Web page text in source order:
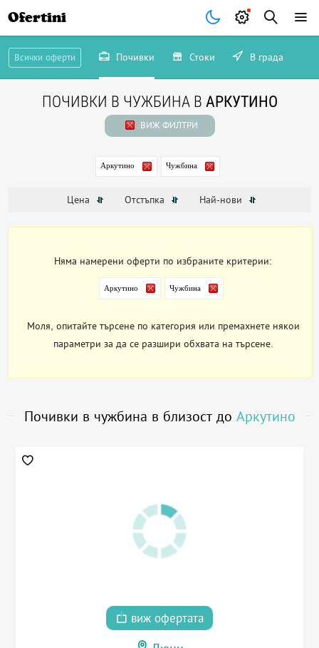
Ofertini
Всички оферти Почивки Стоки В града
ПОЧИВКИ В ЧУЖБИНА В АРКУТИНО
ВИЖ ФИЛТРИ
Аркутино Чужбина
Цена Отстъпка Най-нови
Няма намерени оферти по избраните критерии:
Аркутино Чужбина
Моля, опитайте търсене по категория или премахнете някои
параметри за да се разшири обхвата на търсене.
Почивки в чужбина в близост до Аркутино
виж офертата